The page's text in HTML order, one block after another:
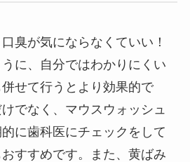
臭が気にならなくていい！
に、自分ではわかりにくい
せて行うとより効果的で
でなく、マウスウォッシュ
に歯科医にチェックをして
すすめです。また、黄ばみ